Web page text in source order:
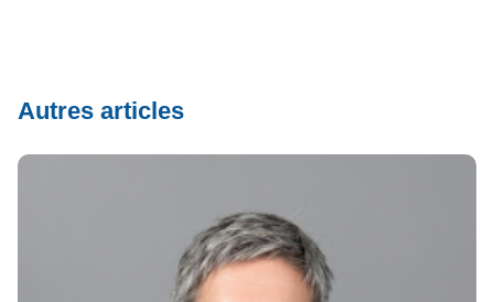
Autres articles